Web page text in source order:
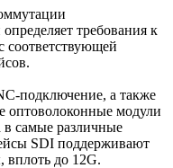
требования к
соответствующей
подключение, а также
оптоволоконные модули
в самые различные
SDI поддерживают
вплоть до 12G.